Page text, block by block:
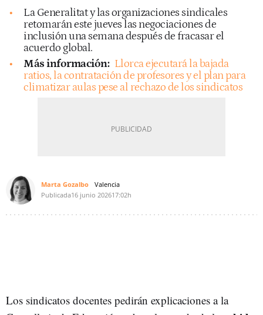
La Generalitat y las organizaciones sindicales
retomarán este jueves las negociaciones de
inclusión una semana después de fracasar el
acuerdo global.
Más información: Llorca ejecutará la bajada
ratios, la contratación de profesores y el plan para
climatizar aulas pese al rechazo de los sindicatos
Marta Gozalbo
Valencia
Publicada16 junio 202617:02h
Los sindicatos docentes pedirán explicaciones a la